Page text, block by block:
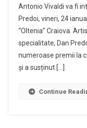
Antonio Vivaldi va fi
Predoi, vineri, 24
“Oltenia” Craiova.
specialitate, Dan
numeroase premii la
și a susținut […]
Continue